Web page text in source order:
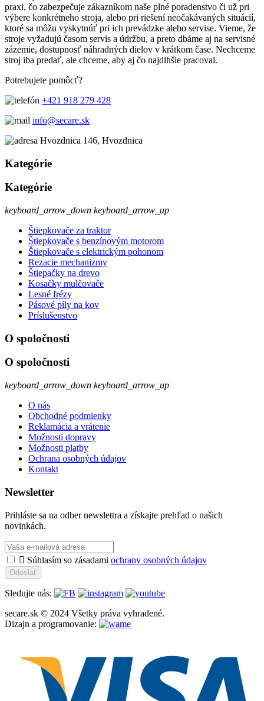
praxi, čo zabezpečuje zákazníkom naše plné poradenstvo či už pri
výbere konkrétneho stroja, alebo pri riešení neočakávaných situácií,
ktoré sa môžu vyskytnúť pri ich prevádzke alebo servise. Vieme, že
stroje vyžadujú časom servis a údržbu, a preto dbáme aj na servisné
zázemie, dostupnosť náhradných dielov v krátkom čase. Nechceme
stroj iba predať, ale chceme, aby aj čo najdlhšie pracoval.
Potrebujete pomôcť?
+421 918 279 428
info@secare.sk
Hvozdnica 146, Hvozdnica
Kategórie
Kategórie
keyboard_arrow_down keyboard_arrow_up
Štiepkovače za traktor
Štiepkovače s benzínovým motorom
Štiepkovače s elektrickým pohonom
Rezacie mechanizmy
Štiepačky na drevo
Kosačky mulčovače
Lesné frézy
Pásové píly na kov
Príslušenstvo
O spoločnosti
O spoločnosti
keyboard_arrow_down keyboard_arrow_up
O nás
Obchodné podmienky
Reklamácia a vrátenie
Možnosti dopravy
Možnosti platby
Ochrana osobných údajov
Kontakt
Newsletter
Prihláste sa na odber newslettra a získajte prehľad o našich
novinkách.
 Súhlasím so zásadami ochrany osobných údajov
Odoslať
Sledujte nás:
secare.sk © 2024 Všetky práva vyhradené.
Dizajn a programovanie: